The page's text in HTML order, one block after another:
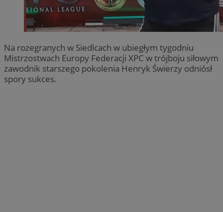
Na rozegranych w Siedlcach w ubiegłym tygodniu
Mistrzostwach Europy Federacji XPC w trójboju siłowym
zawodnik starszego pokolenia Henryk Świerzy odniósł
spory sukces.